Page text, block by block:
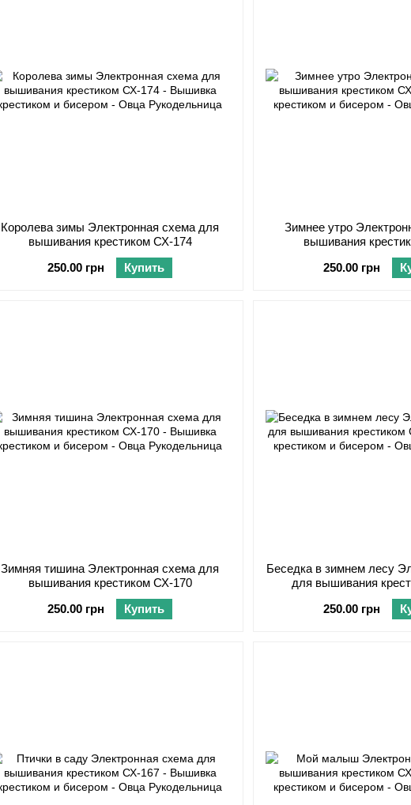
Королева зимы Электронная схема для
вышивания крестиком СХ-174
250.00 грн
Купить
Зимнее утро
вышивания
250.00 грн
Зимняя тишина Электронная схема для
вышивания крестиком СХ-170
250.00 грн
Купить
Беседка в зимнем лесу
для вышивания
250.00 грн